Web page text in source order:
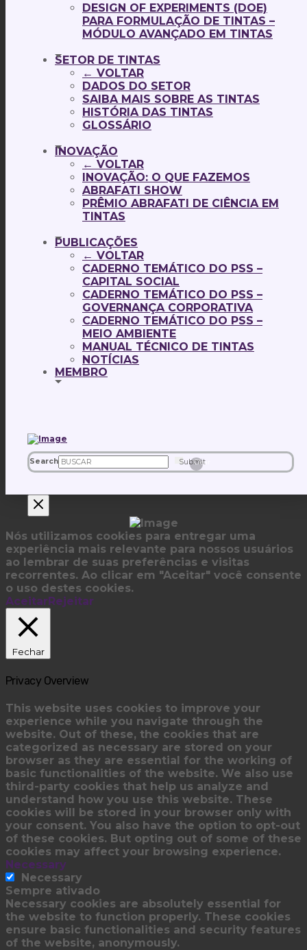
DESIGN OF EXPERIMENTS (DOE)
PARA FORMULAÇÃO DE TINTAS –
MÓDULO AVANÇADO EM TINTAS
SETOR DE TINTAS
← VOLTAR
DADOS DO SETOR
SAIBA MAIS SOBRE AS TINTAS
HISTÓRIA DAS TINTAS
GLOSSÁRIO
INOVAÇÃO
← VOLTAR
INOVAÇÃO: O QUE FAZEMOS
ABRAFATI SHOW
PRÊMIO ABRAFATI DE CIÊNCIA EM
TINTAS
PUBLICAÇÕES
← VOLTAR
CADERNO TEMÁTICO DO PSS –
CAPITAL SOCIAL
CADERNO TEMÁTICO DO PSS –
GOVERNANÇA CORPORATIVA
CADERNO TEMÁTICO DO PSS –
MEIO AMBIENTE
MANUAL TÉCNICO DE TINTAS
NOTÍCIAS
MEMBRO
Search Submit
Clear
Nós utilizamos cookies para entregar uma
experiência mais relevante para nossos usuários
ao lembrar de suas preferências e visitas
recorrentes. Ao clicar em "Aceitar" você consente
o uso destes cookies.
Aceitar Rejeitar
Fechar
Privacy Overview
This website uses cookies to improve your
experience while you navigate through the
website. Out of these, the cookies that are
categorized as necessary are stored on your
browser as they are essential for the working of
basic functionalities of the website. We also use
third-party cookies that help us analyze and
understand how you use this website. These
cookies will be stored in your browser only with
your consent. You also have the option to opt-out
of these cookies. But opting out of some of these
cookies may affect your browsing experience.
Necessary
Necessary
Sempre ativado
Necessary cookies are absolutely essential for
the website to function properly. These cookies
ensure basic functionalities and security features
of the website, anonymously.